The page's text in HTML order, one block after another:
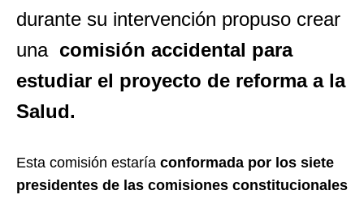
durante su intervención propuso crear
una comisión accidental para
estudiar el proyecto de reforma a la
Salud.
Esta comisión estaría conformada por los siete
presidentes de las comisiones constitucionales